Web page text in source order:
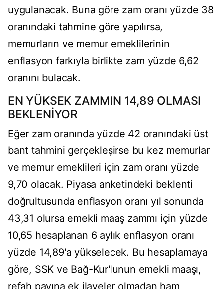
uygulanacak. Buna göre zam oranı yüzde 38
oranındaki tahmine göre yapılırsa,
memurların ve memur emeklilerinin
enflasyon farkıyla birlikte zam yüzde 6,62
oranını bulacak.
EN YÜKSEK ZAMMIN 14,89 OLMASI
BEKLENİYOR
Eğer zam oranında yüzde 42 oranındaki üst
bant tahmini gerçekleşirse bu kez memurlar
ve memur emeklileri için zam oranı yüzde
9,70 olacak. Piyasa anketindeki beklenti
doğrultusunda enflasyon oranı yıl sonunda
43,31 olursa emekli maaş zammı için yüzde
10,65 hesaplanan 6 aylık enflasyon oranı
yüzde 14,89'a yükselecek. Bu hesaplamaya
göre, SSK ve Bağ-Kur'lunun emekli maaşı,
refah payına ek ilaveler olmadan ham